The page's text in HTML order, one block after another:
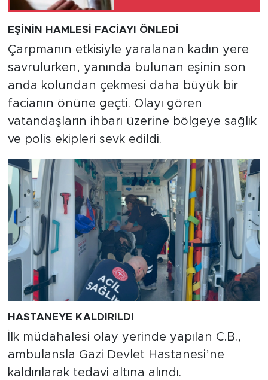
EŞİNİN HAMLESİ FACİAYI ÖNLEDİ
Çarpmanın etkisiyle yaralanan kadın yere
savrulurken, yanında bulunan eşinin son
anda kolundan çekmesi daha büyük bir
facianın önüne geçti. Olayı gören
vatandaşların ihbarı üzerine bölgeye sağlık
ve polis ekipleri sevk edildi.
HASTANEYE KALDIRILDI
İlk müdahalesi olay yerinde yapılan C.B.,
ambulansla Gazi Devlet Hastanesi’ne
kaldırılarak tedavi altına alındı.